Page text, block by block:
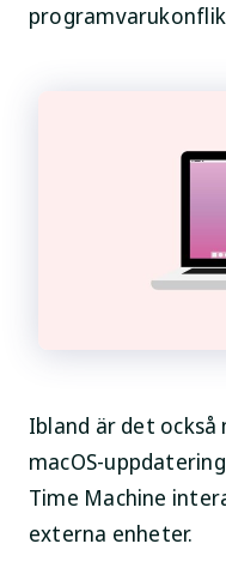
Ibland är det
macOS-
Time Machine
externa enheter.